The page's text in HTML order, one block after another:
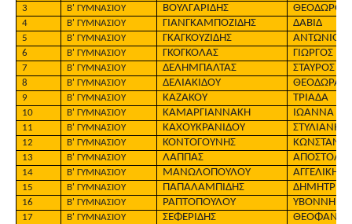
3 Β' ΓΥΜΝΑΣΙΟΥ ΒΟΥΛΓΑΡΙΔΗΣ ΘΕΟΔΩΡΟΣ
4 Β' ΓΥΜΝΑΣΙΟΥ ΓΙΑΝΓΚΑΜΠΟΖΙΔΗΣ ΔΑΒΙΔ
5 Β' ΓΥΜΝΑΣΙΟΥ ΓΚΑΓΚΟΥΖΙΔΗΣ ΑΝΤΩΝΙΟΣ
6 Β' ΓΥΜΝΑΣΙΟΥ ΓΚΟΓΚΟΛΑΣ ΓΙΩΡΓΟΣ
7 Β' ΓΥΜΝΑΣΙΟΥ ΔΕΛΗΜΠΑΛΤΑΣ ΣΤΑΥΡΟΣ
8 Β' ΓΥΜΝΑΣΙΟΥ ΔΕΛΙΑΚΙΔΟΥ ΘΕΟΔΩΡΑ
9 Β' ΓΥΜΝΑΣΙΟΥ ΚΑΖΑΚΟΥ ΤΡΙΑΔΑ
10 Β' ΓΥΜΝΑΣΙΟΥ ΚΑΜΑΡΓΙΑΝΝΑΚΗ ΙΩΑΝΝΑ
11 Β' ΓΥΜΝΑΣΙΟΥ ΚΑΧΟΥΚΡΑΝΙΔΟΥ ΣΤΥΛΙΑΝΗ
12 Β' ΓΥΜΝΑΣΙΟΥ ΚΟΝΤΟΓΟΥΝΗΣ
13 Β' ΓΥΜΝΑΣΙΟΥ ΛΑΠΠΑΣ
14 Β' ΓΥΜΝΑΣΙΟΥ ΜΑΝΩΛΟΠΟΥΛΟΥ ΑΓΓΕΛΙΚΗ
15 Β' ΓΥΜΝΑΣΙΟΥ ΠΑΠΑΛΑΜΠΙΔΗΣ
16 Β' ΓΥΜΝΑΣΙΟΥ ΡΑΠΤΟΠΟΥΛΟΥ ΥΒΟΝΝΗ
17 Β' ΓΥΜΝΑΣΙΟΥ ΣΕΦΕΡΙΔΗΣ ΘΕΟΦΑΝΗΣ